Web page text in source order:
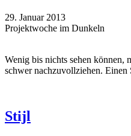
29. Januar 2013
Projektwoche im Dunkeln
Wenig bis nichts sehen können,
schwer nachzuvollziehen.
Stijl